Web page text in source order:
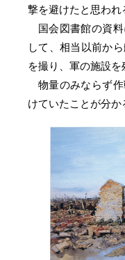
撃を避けたと思われ
国会図書館の資
して、相当以前か
を撮り、軍の施設を
物量のみならず
けていたことが分か